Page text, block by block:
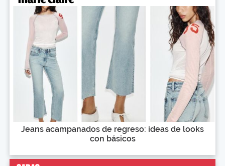
Jeans acampanados de regreso: ideas de looks
con básicos